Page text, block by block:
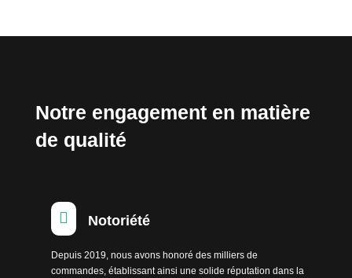
Notre engagement en matière
de qualité
 Notoriété
Depuis 2019, nous avons honoré des milliers de
commandes, établissant ainsi une solide réputation dans la